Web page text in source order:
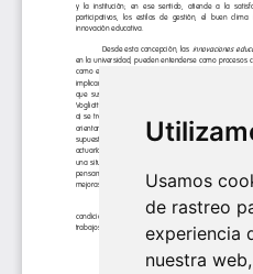
Usamos
de rastreo
experiencia
nuestra